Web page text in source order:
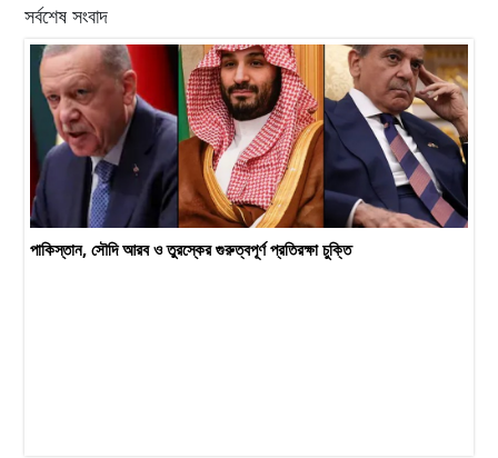
সর্বশেষ সংবাদ
পাকিস্তান, সৌদি আরব ও তুরস্কের গুরুত্বপূর্ণ প্রতিরক্ষা চুক্তি